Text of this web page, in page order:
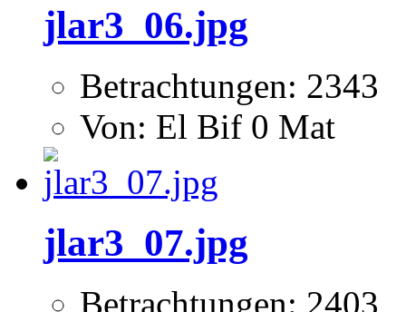
jlar3_06.jpg
Betrachtungen: 2343
Von: El Bif 0 Mat
jlar3_07.jpg
Betrachtungen: 2403